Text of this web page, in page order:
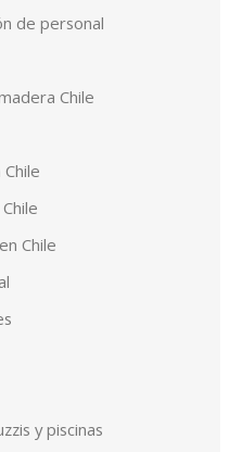
de personal
Chile
Chile
y piscinas